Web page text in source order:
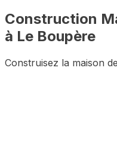
Construction
à Le Boupère
Construisez la maison